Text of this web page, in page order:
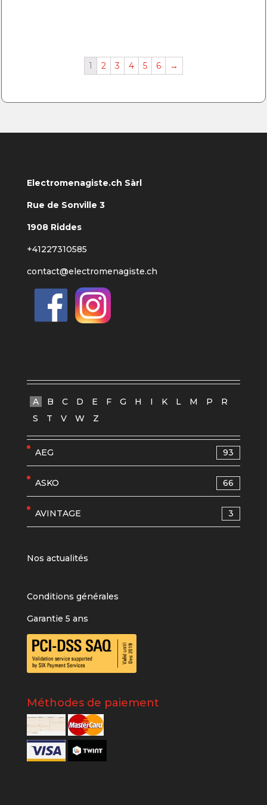
1 2 3 4 5 6 →
Electromenagiste.ch Sàrl
Rue de Sonville 3
1908 Riddes
+41227310585
contact@electromenagiste.ch
A B C D E F G H I K L M P
R
S
T V W Z
AEG 93
ASKO 66
AVINTAGE 3
Nos actualités
Conditions générales
Garantie 5 ans
Méthodes de paiement